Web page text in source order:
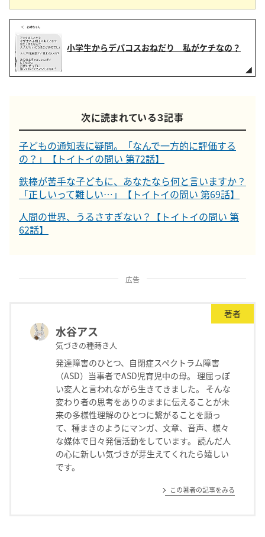
小学生からデパコスおねだり 私がケチなの？
次に読まれている３記事
子どもの通知表に疑問。「なんで一方的に評価する
の？」【トイトイの問い 第72話】
鉄棒が苦手な子どもに、あなたなら何と言いますか？
「正しいって難しい…」【トイトイの問い 第69話】
人間の世界、うるさすぎない？【トイトイの問い 第
62話】
広告
著者
水谷アス
気づきの種蒔き人
発達障害のひとつ、自閉症スペクトラム障害
（ASD）当事者でASD児育児中の母。 理屈っぽ
い変人と言われながら生きてきました。 そんな
変わり者の思考をありのままに伝えることが未
来の多様性理解のひとつに繋がることを願っ
て、種まきのようにマンガ、文章、音声、様々
な媒体で日々発信活動をしています。 読んだ人
の心に新しい気づきが芽生えてくれたら嬉しい
です。
この著者の記事をみる